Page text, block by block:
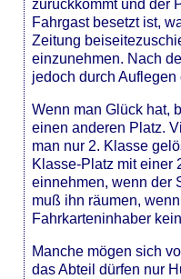
zurückkommt und der
Fahrgast besetzt ist,
Zeitung
einzunehmen. Nach
jedoch durch
Wenn man Glück hat,
einen anderen Platz.
man nur 2. Klasse
Klasse-Platz mit einer
einnehmen, wenn der
muß ihn räumen,
Fahrkarteninhaber
Manche mögen sich
das Abteil dürfen nur